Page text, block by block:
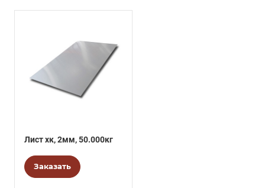
Лист хк, 2мм, 50.000кг
Заказать